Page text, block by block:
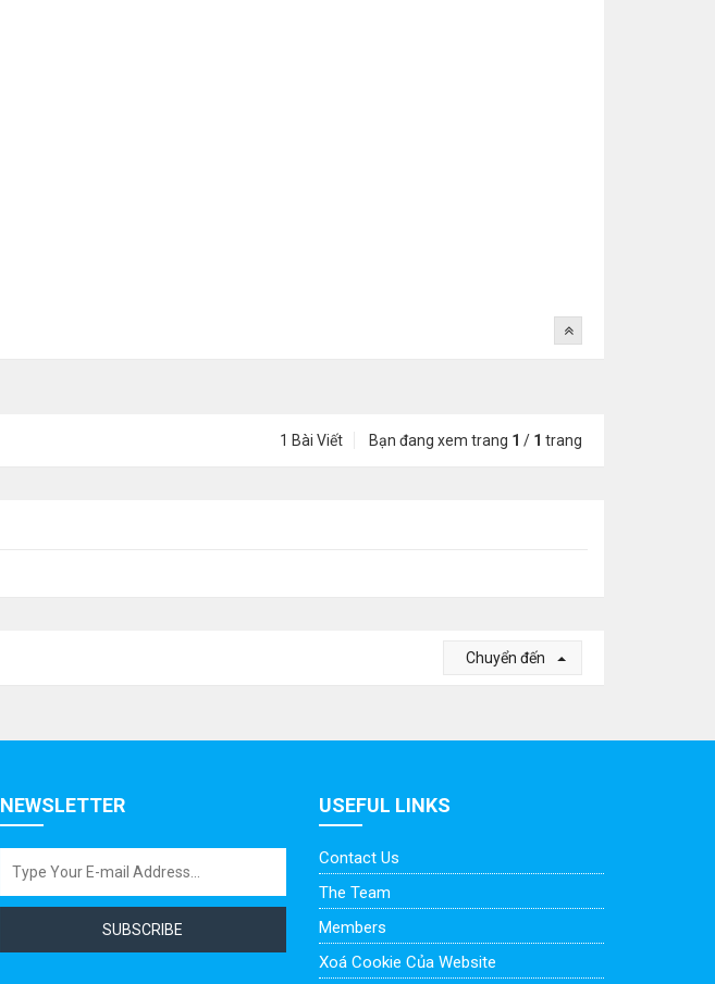
1 Bài Viết Bạn đang xem trang 1 / 1 trang
Chuyển đến
NEWSLETTER
SUBSCRIBE
USEFUL LINKS
Contact Us
The Team
Members
Xoá Cookie Của Website